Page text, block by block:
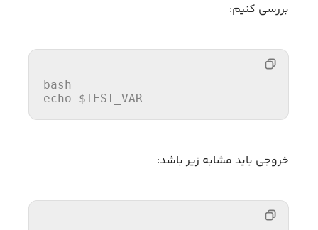
بررسی کنیم:
echo
$TEST_VAR
خروجی باید مشابه زیر باشد: